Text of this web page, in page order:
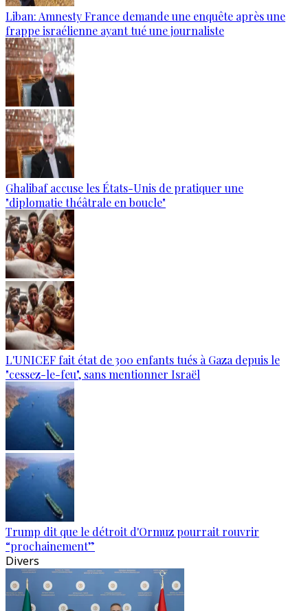
Liban: Amnesty France demande une enquête après une
frappe israélienne ayant tué une journaliste
Ghalibaf accuse les États-Unis de pratiquer une
"diplomatie théâtrale en boucle"
L'UNICEF fait état de 300 enfants tués à Gaza depuis le
"cessez-le-feu", sans mentionner Israël
Trump dit que le détroit d'Ormuz pourrait rouvrir
“prochainement”
Divers